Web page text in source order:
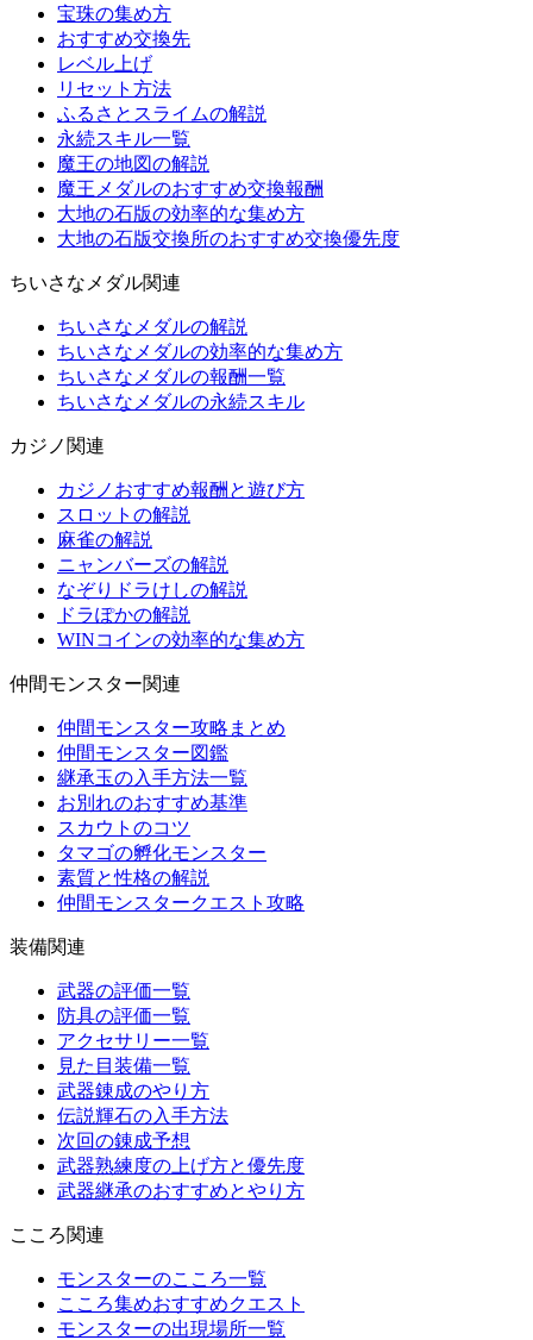
宝珠の集め方
おすすめ交換先
レベル上げ
リセット方法
ふるさとスライムの解説
永続スキル一覧
魔王の地図の解説
魔王メダルのおすすめ交換報酬
大地の石版の効率的な集め方
大地の石版交換所のおすすめ交換優先度
ちいさなメダル関連
ちいさなメダルの解説
ちいさなメダルの効率的な集め方
ちいさなメダルの報酬一覧
ちいさなメダルの永続スキル
カジノ関連
カジノおすすめ報酬と遊び方
スロットの解説
麻雀の解説
ニャンバーズの解説
なぞりドラけしの解説
ドラぽかの解説
WINコインの効率的な集め方
仲間モンスター関連
仲間モンスター攻略まとめ
仲間モンスター図鑑
継承玉の入手方法一覧
お別れのおすすめ基準
スカウトのコツ
タマゴの孵化モンスター
素質と性格の解説
仲間モンスタークエスト攻略
装備関連
武器の評価一覧
防具の評価一覧
アクセサリー一覧
見た目装備一覧
武器錬成のやり方
伝説輝石の入手方法
次回の錬成予想
武器熟練度の上げ方と優先度
武器継承のおすすめとやり方
こころ関連
モンスターのこころ一覧
こころ集めおすすめクエスト
モンスターの出現場所一覧